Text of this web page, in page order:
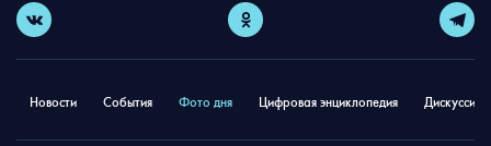
Новости События Фото дня Цифровая энциклопедия